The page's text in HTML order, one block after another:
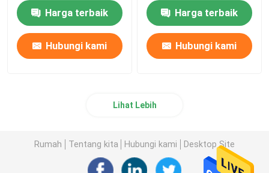
Harga terbaik
Hubungi kami
Harga terbaik
Hubungi kami
Lihat Lebih
Rumah Tentang kita Hubungi kami Desktop Site